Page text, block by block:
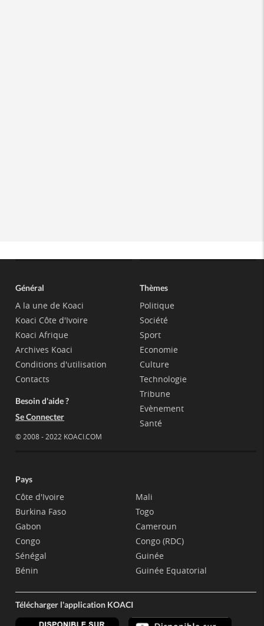
Général
A la une de Koaci
Koaci Côte d'Ivoire
Koaci Afrique
Archives Koaci
Conditions d'utilisation
Contacts
Besoin d'aide ?
Se Connecter
© 2008 - 2022 KOACI.COM
Thèmes
Politique
Société
Sport
Economie
Culture
Technologie
Tribune
Evènement
Santé
Pays
Côte d'Ivoire
Burkina Faso
Gabon
Congo
Sénégal
Bénin
Mali
Togo
Cameroun
Congo (RDC)
Guinée
Guinée Equatorial
Télécharger l'application KOACI